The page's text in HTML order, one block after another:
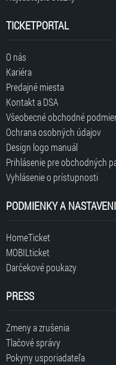
TICKETPORTAL
O nás
Kariéra
Predajné miesta
Kontakt a DSA
Všeobecné obchodné
Ochrana osobných údajov
Design logo manuál
Prihlásenie pre obchodných
Vyhlásenie o prístupnosti
PODMIENKY A
HomeTicket
MOBILticket
Darčekové poukazy
PRESS
Zmeny a zrušenia
Tlačové správy
Pokyny usporiadateľa